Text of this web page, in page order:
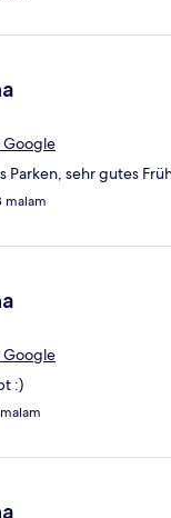
Google
Parken, sehr gutes
malam
Google
:)